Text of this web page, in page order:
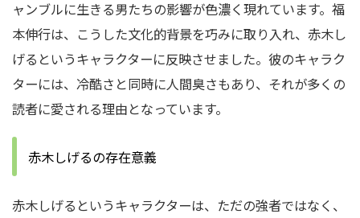
ャンブルに生きる男たちの影響が色濃く現れています。福
本伸行は、こうした文化的背景を巧みに取り入れ、赤木し
げるというキャラクターに反映させました。彼のキャラク
ターには、冷酷さと同時に人間臭さもあり、それが多くの
読者に愛される理由となっています。
赤木しげるの存在意義
赤木しげるというキャラクターは、ただの強者ではなく、